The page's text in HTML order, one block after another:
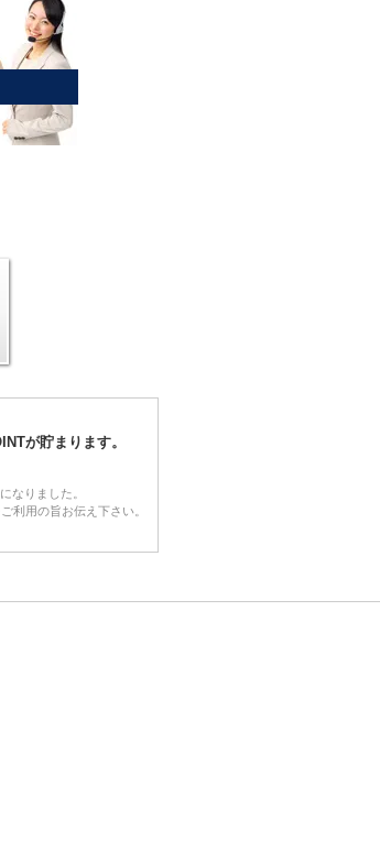
が貯まります。
なりました。
利用の旨お伝え下さい。